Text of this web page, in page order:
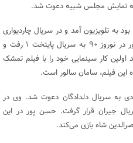
۱۳۸۸ یعنی زمانی که ۲۵ ساله بود به تلویزیون آمد و در سریال چاردیواری
مقابل دوربین قرار گرفت. سمیرا حسن پور در نوروز ۹۰ به سریال پایتخت ۱ رفت و
کار سینمایی خود را با فیلم تمشک
این فیلم، سامان سالور است.
منوچهر هادی به سریال دلدادگان دعوت شد. وی در
جیران قرار گرفت. حسن پور در این
شاه بازی می‌کند.